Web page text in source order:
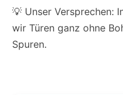
💡 Unser Versprechen:
wir Türen ganz ohne
Spuren.